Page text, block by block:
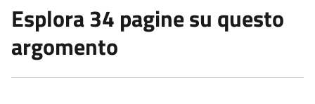
Esplora 34 pagine su questo
argomento